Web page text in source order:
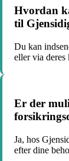
Hvordan
til
Du kan
eller via deres
Er der
Ja, hos
efter dine